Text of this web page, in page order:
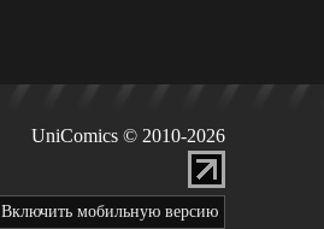
UniComics © 2010-2026
Включить мобильную версию